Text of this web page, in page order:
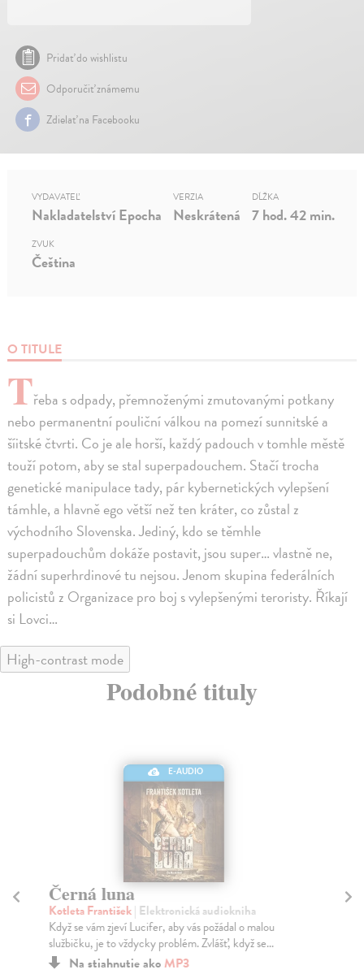
Pridať do wishlistu
Odporučiť známemu
Zdielať na Facebooku
O TITULE
Třeba s odpady, přemnoženými zmutovanými potkany
nebo permanentní pouliční válkou na pomezí sunnitské a
šíitské čtvrti. Co je ale horší, každý padouch v tomhle městě
touží potom, aby se stal superpadouchem. Stačí trocha
genetické manipulace tady, pár kybernetických vylepšení
támhle, a hlavně ego větší než ten kráter, co zůstal z
východního Slovenska. Jediný, kdo se těmhle
superpadouchům dokáže postavit, jsou super… vlastně ne,
žádní superhrdinové tu nejsou. Jenom skupina federálních
policistů z Organizace pro boj s vylepšenými teroristy. Říkají
si Lovci…
VYDAVATEĽ
Nakladatelství Epocha
VERZIA
Neskrátená
DĹŽKA
7 hod. 42 min.
ZVUK
Čeština
High-contrast mode
Podobné tituly
E-AUDIO
Černá luna
Kotleta František| Elektronická audiokniha
Když se vám zjeví Lucifer, aby vás požádal o malou
službičku, je to vždycky problém. Zvlášť, když se...
Na stiahnutie akoMP3